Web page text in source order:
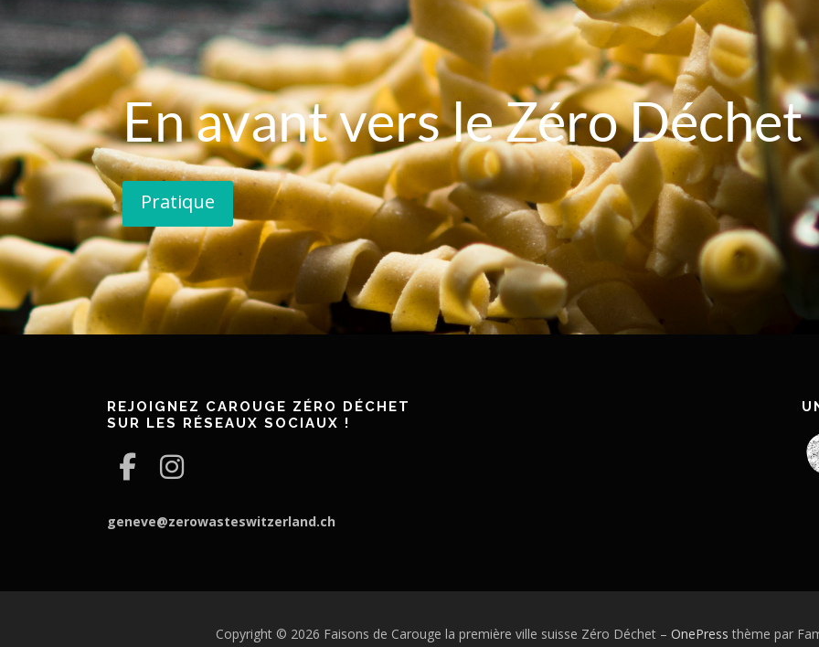
En avant vers le Zéro Déchet
Pratique
REJOIGNEZ CAROUGE ZÉRO DÉCHET
SUR LES RÉSEAUX SOCIAUX !
geneve@zerowasteswitzerland.ch
Copyright © 2026 Faisons de Carouge la première ville suisse Zéro Déchet – OnePress thème par